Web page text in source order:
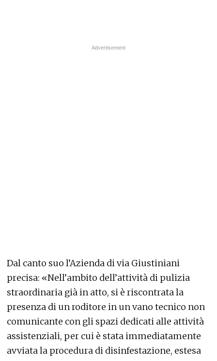
Dal canto suo l’Azienda di via Giustiniani
precisa: «Nell’ambito dell’attività di pulizia
straordinaria già in atto, si è riscontrata la
presenza di un roditore in un vano tecnico non
comunicante con gli spazi dedicati alle attività
assistenziali, per cui è stata immediatamente
avviata la procedura di disinfestazione, estesa